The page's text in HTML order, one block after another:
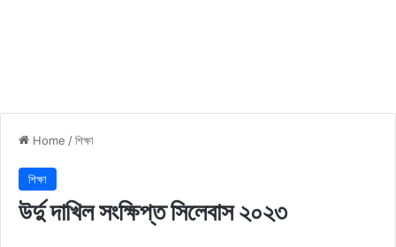
Home /শিক্ষা
শিক্ষা
উর্দু দাখিল সংক্ষিপ্ত সিলেবাস ২০২৩